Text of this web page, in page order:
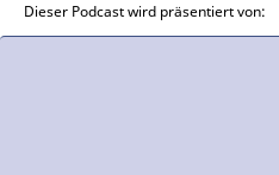
Dieser Podcast wird präsentiert von: